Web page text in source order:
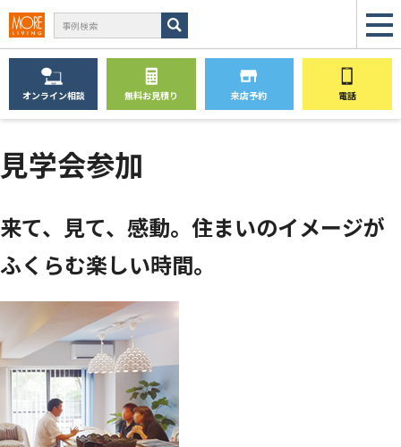
オンライン相談 無料お見積り 来店予約 電話
見学会参加
来て、見て、感動。住まいのイメージが
ふくらむ楽しい時間。